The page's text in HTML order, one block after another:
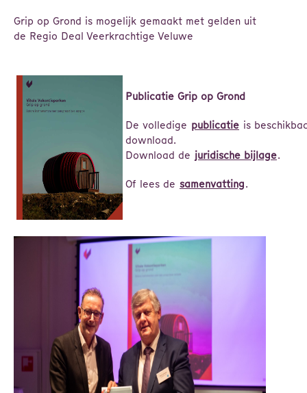
Grip op Grond is mogelijk gemaakt met gelden uit
de Regio Deal Veerkrachtige Veluwe
Publicatie Grip op Grond
De volledige publicatie is
download.
Download de juridische bijlage.
Of lees de samenvatting.